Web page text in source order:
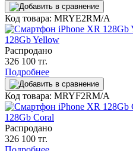
Код товара: MRYE2RM/A
128Gb Yellow
Распродано
326 100 тг.
Подробнее
Код товара: MRYF2RM/A
128Gb Coral
Распродано
326 100 тг.